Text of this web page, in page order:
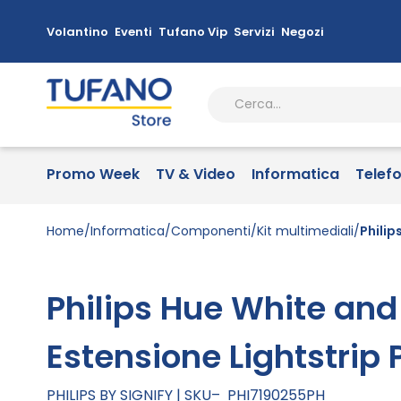
Volantino Eventi Tufano Vip Servizi Negozi
Promo Week TV & Video Informatica
Home Informatica Componenti Kit multimediali
Philips Hue White
Estensione Lightstrip
PHILIPS BY SIGNIFY SKU PHI7190255PH